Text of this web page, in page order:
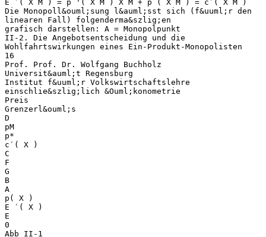
E ′( X M ) = p '( X M ) X M + p ( X M ) = c′( X M )
Die Monopoll&ouml;sung l&auml;sst sich (f&uuml;r den
linearen Fall) folgenderma&szlig;en
grafisch darstellen: A = Monopolpunkt
II-2. Die Angebotsentscheidung und die
Wohlfahrtswirkungen eines Ein-Produkt-Monopolisten
16
Prof. Prof. Dr. Wolfgang Buchholz
Universit&auml;t Regensburg
Institut f&uuml;r Volkswirtschaftslehre
einschlie&szlig;lich &Ouml;konometrie
Preis
Grenzerl&ouml;s
D
pM
p*
c′( X )
C
F
G
B
A
p( X )
E ′( X )
E
0
Abb II-1